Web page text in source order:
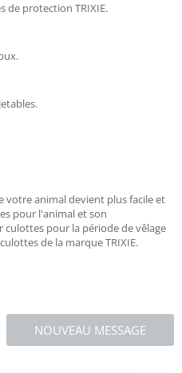
de protection TRIXIE.
votre animal devient plus facile et
pour l'animal et son
pour la période de vêlage
de la marque TRIXIE.
NOUVEAU MESSAGE